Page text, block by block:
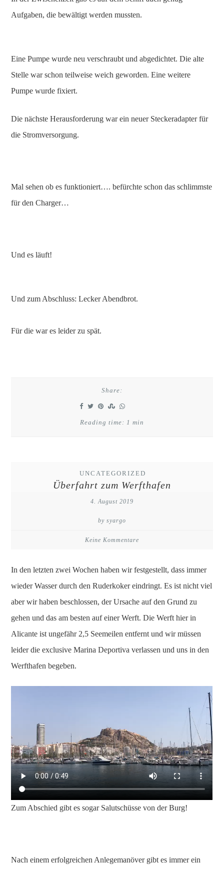
Aufgaben, die bewältigt werden mussten.
Eine Pumpe wurde neu verschraubt und abgedichtet. Die alte
Stelle war schon teilweise weich geworden. Eine weitere
Pumpe wurde fixiert.
Die nächste Herausforderung war ein neuer Steckeradapter für
die Stromversorgung.
Mal sehen ob es funktioniert…. befürchte schon das schlimmste
für den Charger…
Und es läuft!
Und zum Abschluss: Lecker Abendbrot.
Für die war es leider zu spät.
Share:
Reading time: 1 min
UNCATEGORIZED
Überfahrt zum Werfthafen
4. August 2019
by syargo
Keine Kommentare
In den letzten zwei Wochen haben wir festgestellt, dass immer
wieder Wasser durch den Ruderkoker eindringt. Es ist nicht viel
aber wir haben beschlossen, der Ursache auf den Grund zu
gehen und das am besten auf einer Werft. Die Werft hier in
Alicante ist ungefähr 2,5 Seemeilen entfernt und wir müssen
leider die exclusive Marina Deportiva verlassen und uns in den
Werfthafen begeben.
Zum Abschied gibt es sogar Salutschüsse von der Burg!
Nach einem erfolgreichen Anlegemanöver gibt es immer ein